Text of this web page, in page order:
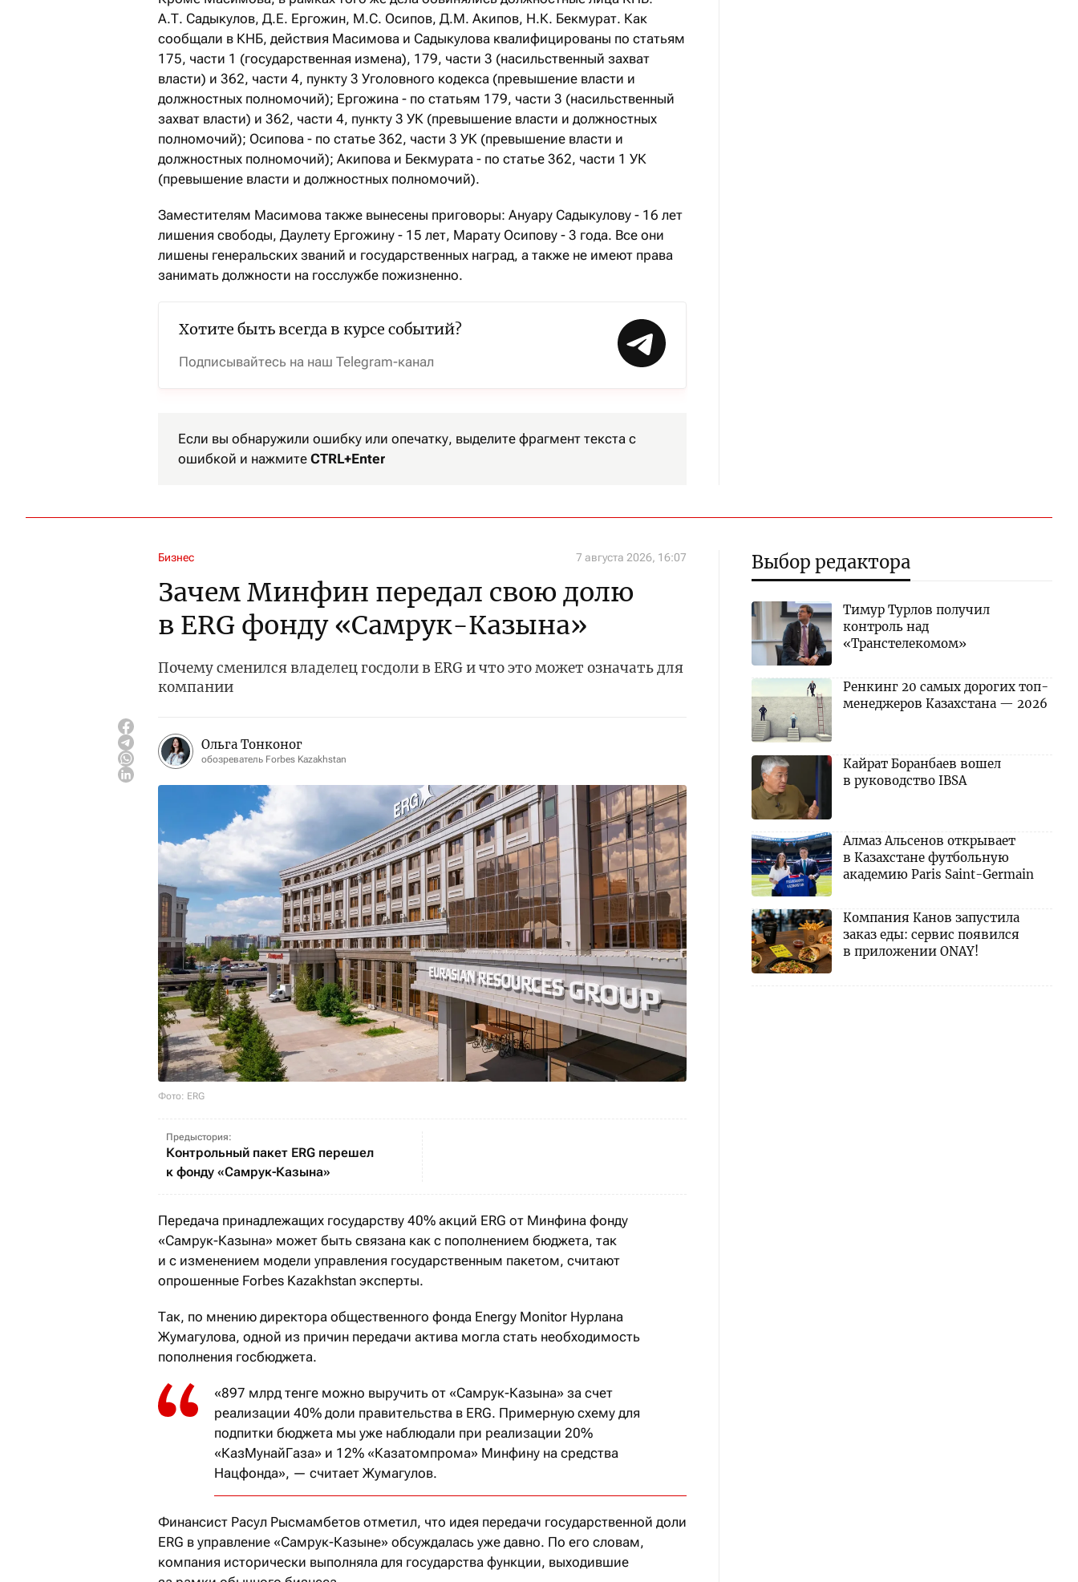
А.Т. Садыкулов, Д.Е. Ергожин, М.С. Осипов, Д.М. Акипов, Н.К. Бекмурат. Как
сообщали в КНБ, действия Масимова и Садыкулова квалифицированы по статьям
175, части 1 (государственная измена), 179, части 3 (насильственный захват
власти) и 362, части 4, пункту 3 Уголовного кодекса (превышение власти и
должностных полномочий); Ергожина - по статьям 179, части 3 (насильственный
захват власти) и 362, части 4, пункту 3 УК (превышение власти и должностных
полномочий); Осипова - по статье 362, части 3 УК (превышение власти и
должностных полномочий); Акипова и Бекмурата - по статье 362, части 1 УК
(превышение власти и должностных полномочий).
Заместителям Масимова также вынесены приговоры: Ануару Садыкулову - 16 лет
лишения свободы, Даулету Ергожину - 15 лет, Марату Осипову - 3 года. Все они
лишены генеральских званий и государственных наград, а также не имеют права
занимать должности на госслужбе пожизненно.
Хотите быть всегда в курсе событий?
Подписывайтесь на наш Telegram-канал
Если вы обнаружили ошибку или опечатку, выделите фрагмент текста с
ошибкой и нажмите CTRL+Enter
Бизнес 7 августа 2026, 16:07
Зачем Минфин передал свою долю
в ERG фонду «Самрук-Казына»
Почему сменился владелец госдоли в ERG и что это может означать для
компании
Ольга Тонконог
обозреватель Forbes Kazakhstan
Фото: ERG
Предыстория:
Контрольный пакет ERG перешел
к фонду «Самрук-Казына»
Передача принадлежащих государству 40% акций ERG от Минфина фонду
«Самрук-Казына» может быть связана как с пополнением бюджета, так
и с изменением модели управления государственным пакетом, считают
опрошенные Forbes Kazakhstan эксперты.
Так, по мнению директора общественного фонда Energy Monitor Нурлана
Жумагулова, одной из причин передачи актива могла стать необходимость
пополнения госбюджета.
«897 млрд тенге можно выручить от «Самрук-Казына» за счет
реализации 40% доли правительства в ERG. Примерную схему для
подпитки бюджета мы уже наблюдали при реализации 20%
«КазМунайГаза» и 12% «Казатомпрома» Минфину на средства
Нацфонда», — считает Жумагулов.
Финансист Расул Рысмамбетов отметил, что идея передачи государственной доли
ERG в управление «Самрук-Казыне» обсуждалась уже давно. По его словам,
компания исторически выполняла для государства функции, выходившие
Выбор редактора
Тимур Турлов получил
контроль над
«Транстелекомом»
Ренкинг 20 самых дорогих топ-
менеджеров Казахстана — 2026
Кайрат Боранбаев вошел
в руководство IBSA
Алмаз Альсенов открывает
в Казахстане футбольную
академию Paris Saint-Germain
Компания Канов запустила
заказ еды: сервис появился
в приложении ONAY!